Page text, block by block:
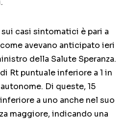
casi sintomatici è pari a
avevano anticipato ieri
della Salute Speranza.
Rt puntuale inferiore a 1 in
Di queste, 15
a uno anche nel suo
maggiore, indicando una